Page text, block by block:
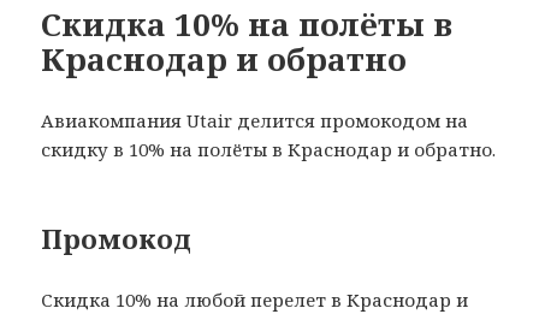
Скидка 10% на полёты в
Краснодар и обратно
Авиакомпания Utair делится промокодом на
скидку в 10% на полёты в Краснодар и обратно.
Промокод
Скидка 10% на любой перелет в Краснодар и